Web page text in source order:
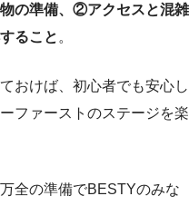
の準備、②アクセスと混雑
ること 。
おけば、初心者でも安心し
ファーストのステージを楽
全の準備でBESTYのみな